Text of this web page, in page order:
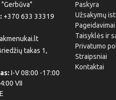
"Gerbūva"
+370 633 33319
takas 1,
I-V 08:00 -17:00
VII
Paskyra
Užsakymų
Pageidavimai
Taisyklės ir
Privatumo
Straipsniai
Kontaktai